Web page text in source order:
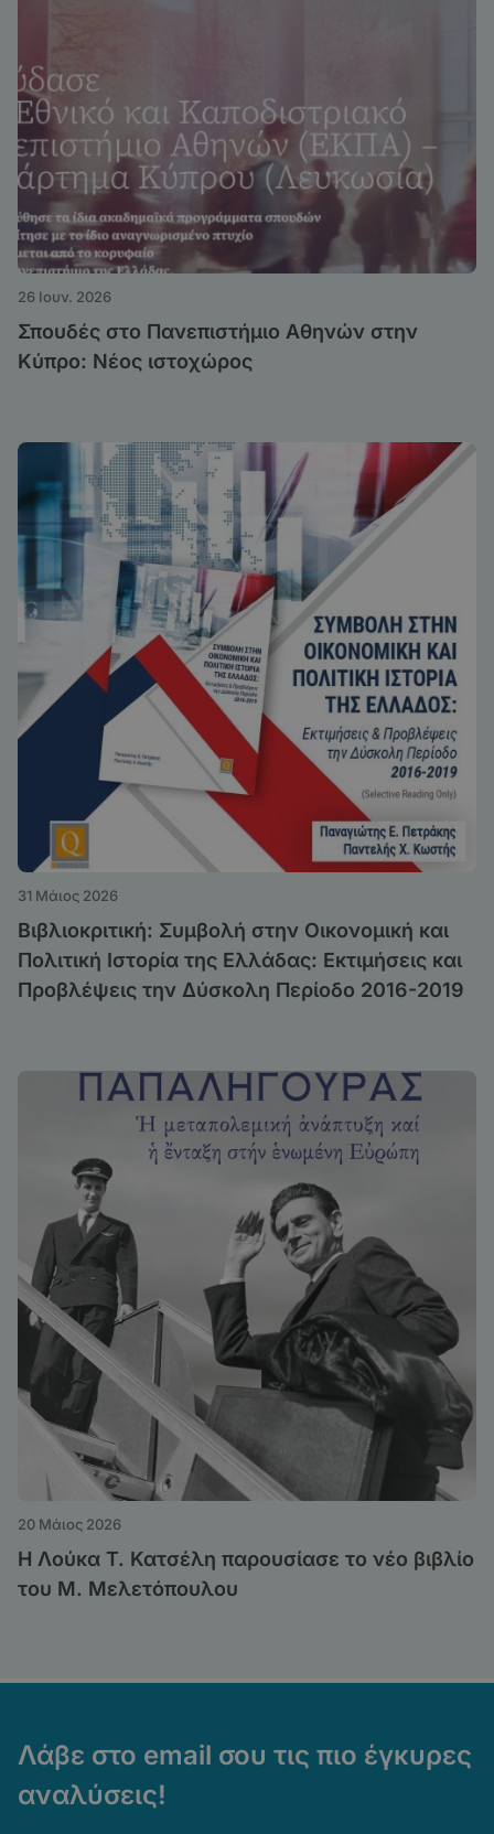
26 Ιουν. 2026
Σπουδές στο Πανεπιστήμιο Αθηνών στην
Κύπρο: Νέος ιστοχώρος
31 Μάιος 2026
Βιβλιοκριτική: Συμβολή στην Οικονομική και
Πολιτική Ιστορία της Ελλάδας: Εκτιμήσεις και
Προβλέψεις την Δύσκολη Περίοδο 2016-2019
20 Μάιος 2026
Η Λούκα Τ. Κατσέλη παρουσίασε το νέο βιβλίο
του Μ. Μελετόπουλου
Λάβε στο email σου τις πιο έγκυρες
αναλύσεις!